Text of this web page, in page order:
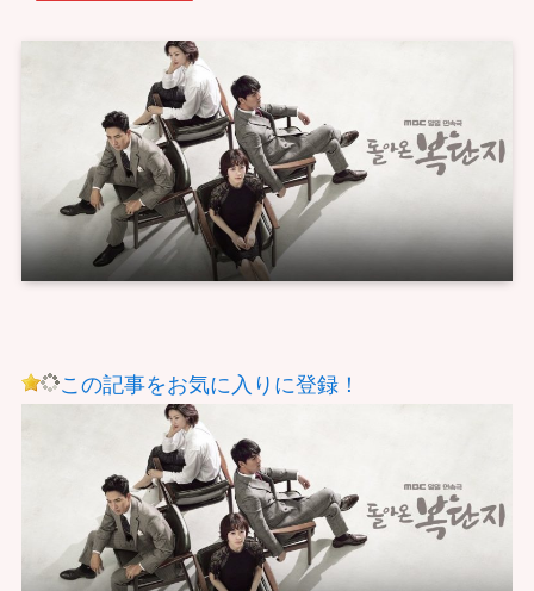
この記事をお気に入りに登録！